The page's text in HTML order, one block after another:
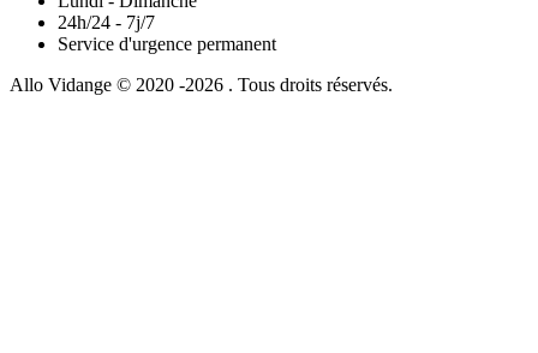
24h/24 - 7j/7
Service d'urgence permanent
Allo Vidange © 2020 -2026 . Tous droits réservés.